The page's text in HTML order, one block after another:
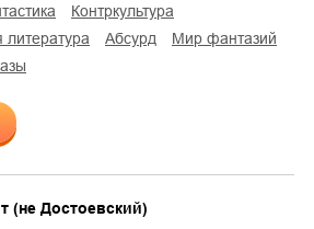
контркультура
литература
абсурд
мир фантазий
(не Достоевский)